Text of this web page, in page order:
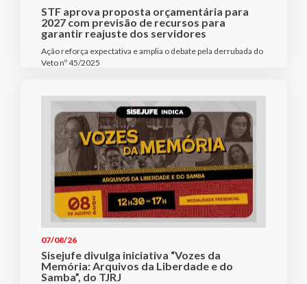
STF aprova proposta orçamentária para
2027 com previsão de recursos para
garantir reajuste dos servidores
Ação reforça expectativa e amplia o debate pela derrubada do
Veto nº 45/2025
07/08/26
Sisejufe divulga iniciativa “Vozes da
Memória: Arquivos da Liberdade e do
Samba”, do TJRJ